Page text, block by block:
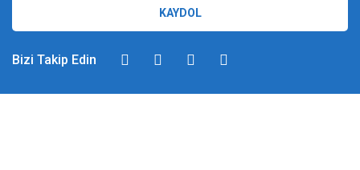
KAYDOL
Bizi Takip Edin